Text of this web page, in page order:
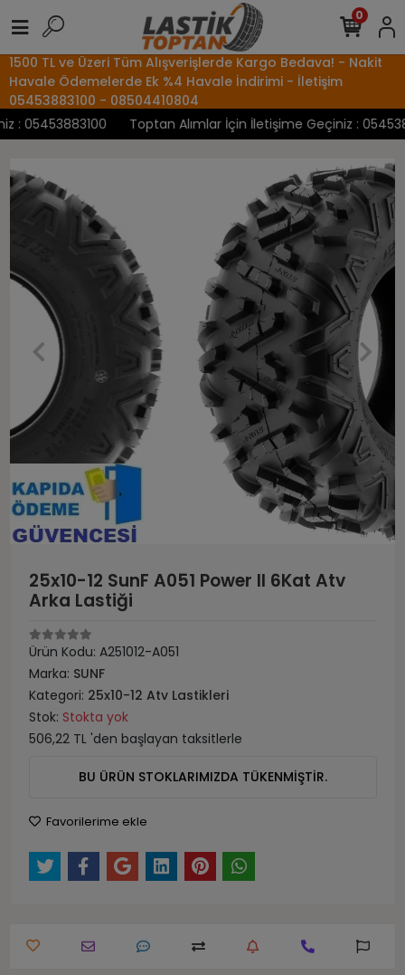
1500 TL ve Üzeri Tüm Alışverişlerde Kargo Bedava! - Nakit
Havale Ödemelerde Ek %4 Havale İndirimi - İletişim
05453883100 - 08504410804
05453883100
Toptan Alımlar İçin İletişime Geçiniz :
0
25x10-12 SunF A051 Power II 6Kat Atv
Arka Lastiği
Ürün Kodu: A251012-A051
Marka: SUNF
Kategori: 25x10-12 Atv Lastikleri
Stok: Stokta yok
506,22 TL 'den başlayan taksitlerle
BU ÜRÜN STOKLARIMIZDA TÜKENMİŞTİR.
Favorilerime ekle